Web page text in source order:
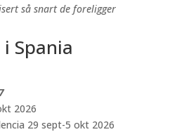
så snart de foreligger
Spania
2026
29 sept-5 okt 2026